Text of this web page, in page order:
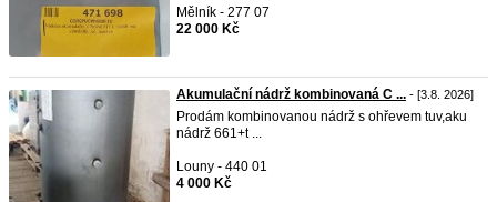
Mělník - 277 07
22 000 Kč
Akumulační nádrž kombinovaná C ... - [3.8. 2026]
Prodám kombinovanou nádrž s ohřevem tuv,aku
nádrž 661+t ...
Louny - 440 01
4 000 Kč